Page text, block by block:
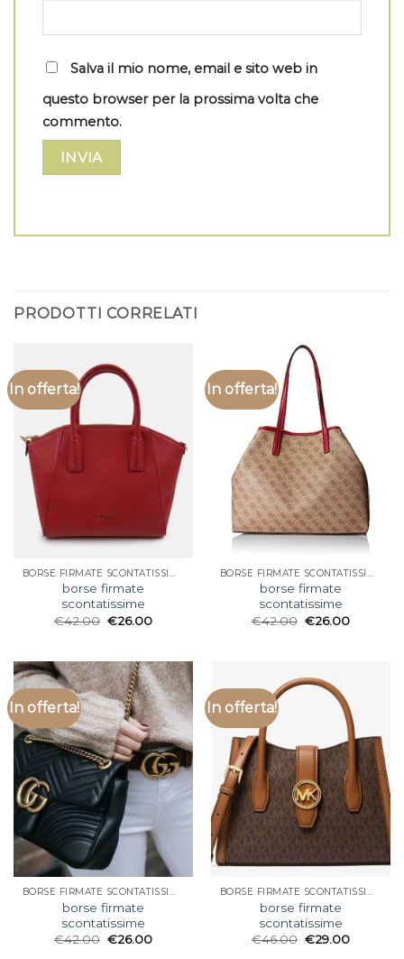
Salva il mio nome, email e sito web in
questo browser per la prossima volta che
commento.
PRODOTTI CORRELATI
In offerta!
BORSE FIRMATE SCONTATISSIME
borse firmate
scontatissime
€42.00 €26.00
In offerta!
BORSE FIRMATE SCONTATISSIME
borse firmate
scontatissime
€42.00 €26.00
In offerta!
BORSE FIRMATE SCONTATISSIME
borse firmate
scontatissime
€42.00 €26.00
In offerta!
BORSE FIRMATE SCONTATISSIME
borse firmate
scontatissime
€46.00 €29.00